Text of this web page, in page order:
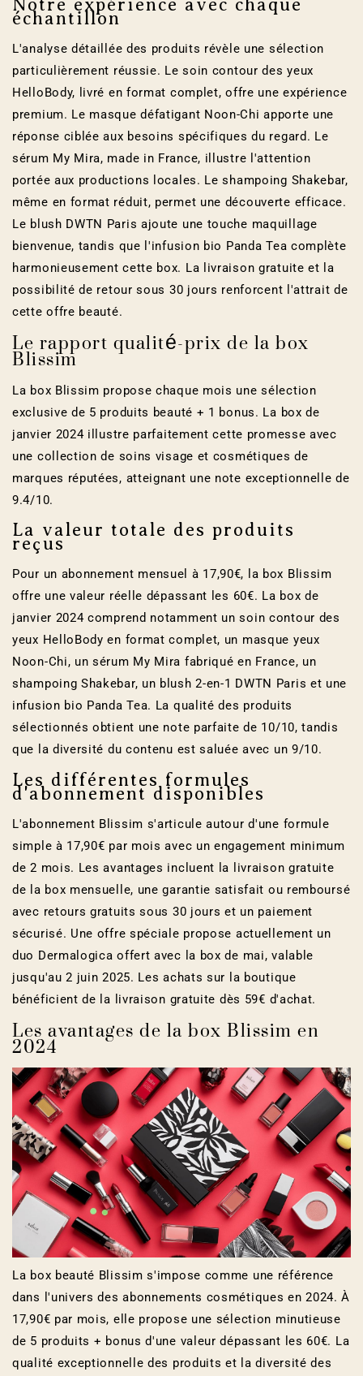
Notre expérience avec chaque
échantillon
L'analyse détaillée des produits révèle une sélection
particulièrement réussie. Le soin contour des yeux
HelloBody, livré en format complet, offre une expérience
premium. Le masque défatigant Noon-Chi apporte une
réponse ciblée aux besoins spécifiques du regard. Le
sérum My Mira, made in France, illustre l'attention
portée aux productions locales. Le shampoing Shakebar,
même en format réduit, permet une découverte efficace.
Le blush DWTN Paris ajoute une touche maquillage
bienvenue, tandis que l'infusion bio Panda Tea complète
harmonieusement cette box. La livraison gratuite et la
possibilité de retour sous 30 jours renforcent l'attrait de
cette offre beauté.
Le rapport qualité-prix de la box
Blissim
La box Blissim propose chaque mois une sélection
exclusive de 5 produits beauté + 1 bonus. La box de
janvier 2024 illustre parfaitement cette promesse avec
une collection de soins visage et cosmétiques de
marques réputées, atteignant une note exceptionnelle de
9.4/10.
La valeur totale des produits
reçus
Pour un abonnement mensuel à 17,90€, la box Blissim
offre une valeur réelle dépassant les 60€. La box de
janvier 2024 comprend notamment un soin contour des
yeux HelloBody en format complet, un masque yeux
Noon-Chi, un sérum My Mira fabriqué en France, un
shampoing Shakebar, un blush 2-en-1 DWTN Paris et une
infusion bio Panda Tea. La qualité des produits
sélectionnés obtient une note parfaite de 10/10, tandis
que la diversité du contenu est saluée avec un 9/10.
Les différentes formules
d'abonnement disponibles
L'abonnement Blissim s'articule autour d'une formule
simple à 17,90€ par mois avec un engagement minimum
de 2 mois. Les avantages incluent la livraison gratuite
de la box mensuelle, une garantie satisfait ou remboursé
avec retours gratuits sous 30 jours et un paiement
sécurisé. Une offre spéciale propose actuellement un
duo Dermalogica offert avec la box de mai, valable
jusqu'au 2 juin 2025. Les achats sur la boutique
bénéficient de la livraison gratuite dès 59€ d'achat.
Les avantages de la box Blissim en
2024
La box beauté Blissim s'impose comme une référence
dans l'univers des abonnements cosmétiques en 2024. À
17,90€ par mois, elle propose une sélection minutieuse
de 5 produits + bonus d'une valeur dépassant les 60€. La
qualité exceptionnelle des produits et la diversité des